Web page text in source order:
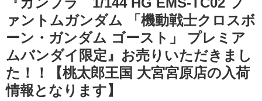
ァントムガンダム ​「機動戦士クロスボ
ーン・ガンダム ​ゴースト」 ​プレミア
ムバンダイ限定』お売りいただきまし
た！！【桃太郎王国 大宮宮原店の入荷
情報となります】